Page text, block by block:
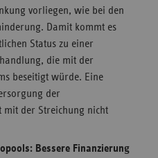
vorliegen, wie bei den
Damit kommt es
Status zu einer
die mit der
beseitigt würde. Eine
der
mit der Streichung nicht
Bessere Finanzierung